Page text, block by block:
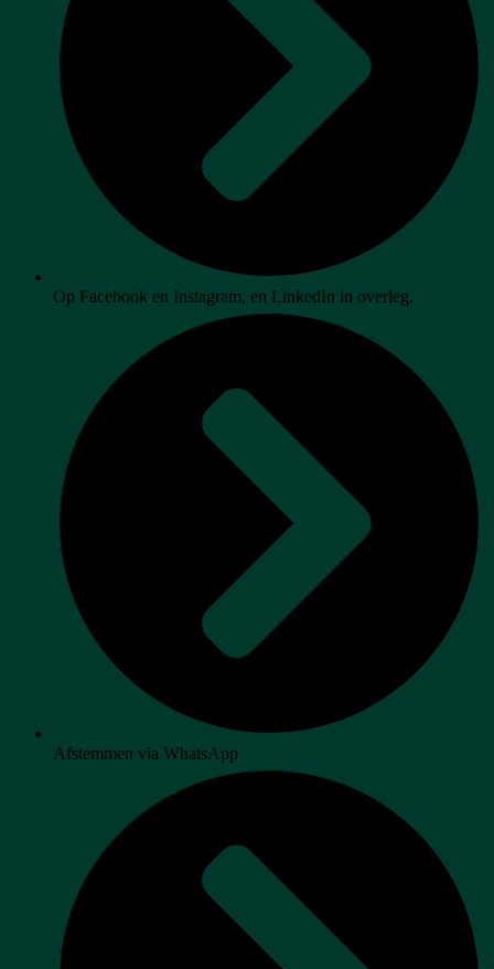
Op Facebook en Instagram, en LinkedIn in overleg.
Afstemmen via WhatsApp